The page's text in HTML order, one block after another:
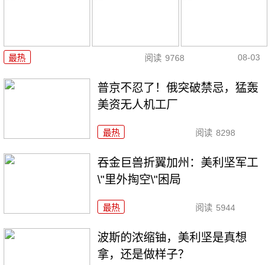
最热 阅读 9768 08-03
普京不忍了！俄突破禁忌，猛轰
美资无人机工厂
最热 阅读 8298
吞金巨兽折翼加州：美利坚军工
\"里外掏空\"困局
最热 阅读 5944
波斯的浓缩铀，美利坚是真想
拿，还是做样子？